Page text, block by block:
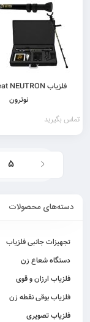
نوترون
تماس بگیرید
5
دسته‌های محصولات
تجهیزات جانبی فلزیاب
دستگاه شعاع زن
فلزیاب ارزان و قوی
فلزیاب بوقی نقطه زن
فلزیاب تصویری